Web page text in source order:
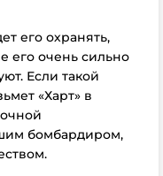
его охранять,
его очень сильно
Если такой
«Харт» в
бомбардиром,